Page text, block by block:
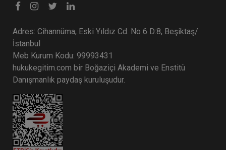
Adres: Cihannüma, Eski Yıldız Cd. No 6 D:8, Beşiktaş/
İstanbul
Meb Kurum Kodu: 99993431
hukukegitim.com bir Boğaziçi Akademi ve Enstitü
Danışmanlık paydaş kuruluşudur.